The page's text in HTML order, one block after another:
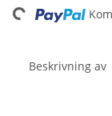
Beskrivning av